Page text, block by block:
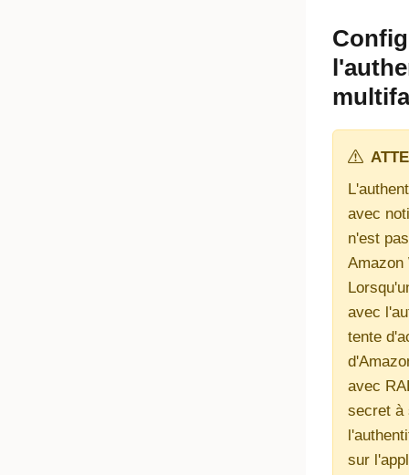
avec
n'est
Amazon
avec
tente
avec
secret à
sur